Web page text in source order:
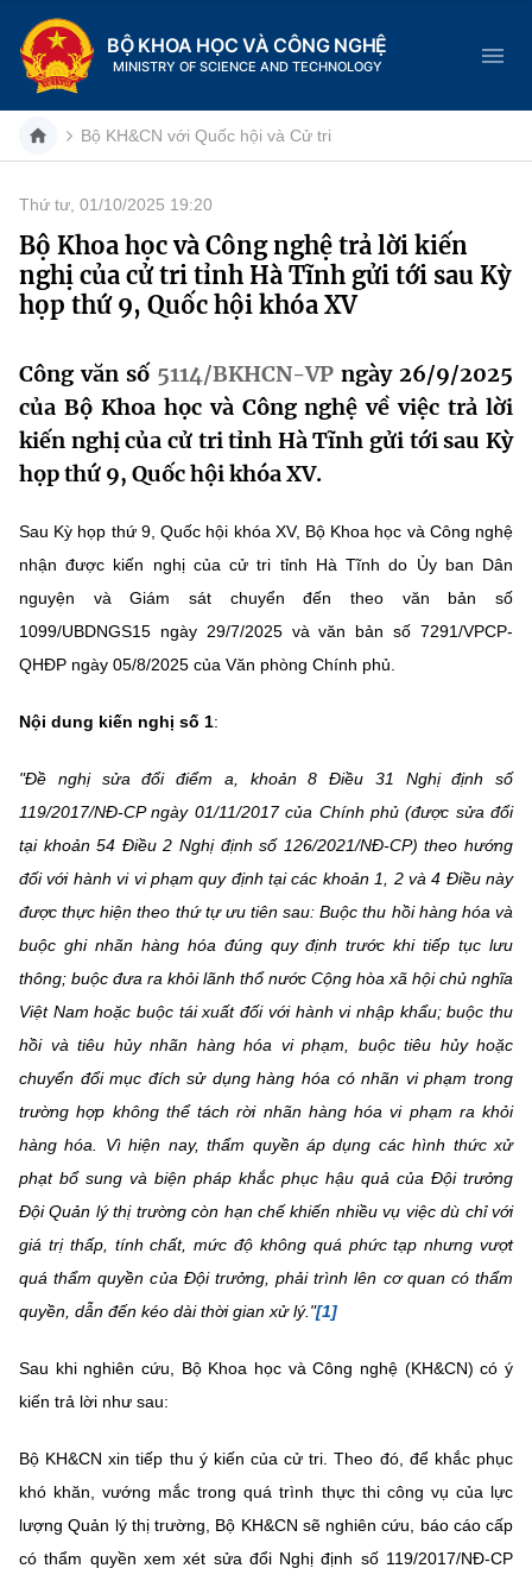
BỘ KHOA HỌC VÀ CÔNG NGHỆ
MINISTRY OF SCIENCE AND TECHNOLOGY
Danh mục
Trang chủ
Chức năng nhiệm vụ
Cơ cấu tổ chức
Sở Khoa học và Công nghệ
Tin tức sự kiện
Khoa học và Công nghệ
Chuyển đổi số
Bưu chính, Viễn thông
Tin địa phương
Dịch vụ công
Văn bản QPPL
Lấy ý kiến người dân về dự thảo VBQPPL
MST IOFFICE
THỐNG KÊ
Khoa học và Công nghệ
Đổi mới sáng tạo
Chuyển đổi số
Bưu chính, Viễn thông
Sở hữu trí tuệ
Tiêu chuẩn, đo lường, chất lượng
Năng lượng nguyên tử
Multimedia
THƯ ĐIỆN TỬ
Khác
Videos
Infographic
Ảnh
Voice
Nhiệm vụ trọng tâm
Chọn ngôn ngữ
Vietnamese English
BỘ KHOA HỌC VÀ CÔNG NGHỆ
MINISTRY OF SCIENCE AND TECHNOLOGY
Điều khoản sử dụng Theo dõi MST:
Liên hệ
Địa chỉ: Ban Biên tập Cổng TTĐT - 18 Nguyễn Du, TP. Hà Nội
Điện thoại: 024 3936 9506
Email:
stc@mst.gov.vn
Bộ KH&CN với Quốc hội và Cử tri
Thứ tư, 01/10/2025 19:20
Bộ Khoa học và Công nghệ trả lời kiến
nghị của cử tri tỉnh Hà Tĩnh gửi tới sau Kỳ
họp thứ 9, Quốc hội khóa XV
Công văn số 5114/BKHCN-VP ngày 26/9/2025
của Bộ Khoa học và Công nghệ về việc trả lời
kiến nghị của cử tri tỉnh Hà Tĩnh gửi tới sau Kỳ
họp thứ 9, Quốc hội khóa XV.
Sau Kỳ họp thứ 9, Quốc hội khóa XV, Bộ Khoa học và Công nghệ
nhận được kiến nghị của cử tri tỉnh Hà Tĩnh do Ủy ban Dân
nguyện và Giám sát chuyển đến theo văn bản số
1099/UBDNGS15 ngày 29/7/2025 và văn bản số 7291/VPCP-
QHĐP ngày 05/8/2025 của Văn phòng Chính phủ.
Nội dung kiến nghị số 1:
"Đề nghị sửa đổi điểm a, khoản 8 Điều 31 Nghị định số
119/2017/NĐ-CP ngày 01/11/2017 của Chính phủ (được sửa đổi
tại khoản 54 Điều 2 Nghị định số 126/2021/NĐ-CP) theo hướng
đối với hành vi vi phạm quy định tại các khoản 1, 2 và 4 Điều này
được thực hiện theo thứ tự ưu tiên sau: Buộc thu hồi hàng hóa và
buộc ghi nhãn hàng hóa đúng quy định trước khi tiếp tục lưu
thông; buộc đưa ra khỏi lãnh thổ nước Cộng hòa xã hội chủ nghĩa
Việt Nam hoặc buộc tái xuất đối với hành vi nhập khẩu; buộc thu
hồi và tiêu hủy nhãn hàng hóa vi phạm, buộc tiêu hủy hoặc
chuyển đổi mục đích sử dụng hàng hóa có nhãn vi phạm trong
trường hợp không thể tách rời nhãn hàng hóa vi phạm ra khỏi
hàng hóa. Vì hiện nay, thẩm quyền áp dụng các hình thức xử
phạt bổ sung và biện pháp khắc phục hậu quả của Đội trưởng
Đội Quản lý thị trường còn hạn chế khiến nhiều vụ việc dù chỉ với
giá trị thấp, tính chất, mức độ không quá phức tạp nhưng vượt
quá thẩm quyền của Đội trưởng, phải trình lên cơ quan có thẩm
quyền, dẫn đến kéo dài thời gian xử lý."[1]
Sau khi nghiên cứu, Bộ Khoa học và Công nghệ (KH&CN) có ý
kiến trả lời như sau:
Bộ KH&CN xin tiếp thu ý kiến của cử tri. Theo đó, để khắc phục
khó khăn, vướng mắc trong quá trình thực thi công vụ của lực
lượng Quản lý thị trường, Bộ KH&CN sẽ nghiên cứu, báo cáo cấp
có thẩm quyền xem xét sửa đổi Nghị định số 119/2017/NĐ-CP